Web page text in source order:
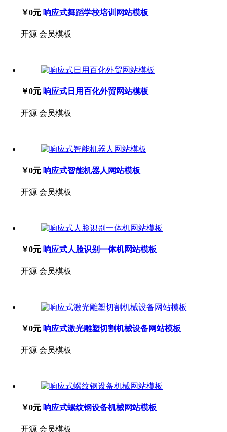
￥0元 响应式舞蹈学校培训网站模板
开源 会员模板
￥0元 响应式日用百化外贸网站模板
开源 会员模板
￥0元 响应式智能机器人网站模板
开源 会员模板
￥0元 响应式人脸识别一体机网站模板
开源 会员模板
￥0元 响应式激光雕塑切割机械设备网站模板
开源 会员模板
￥0元 响应式螺纹钢设备机械网站模板
开源 会员模板